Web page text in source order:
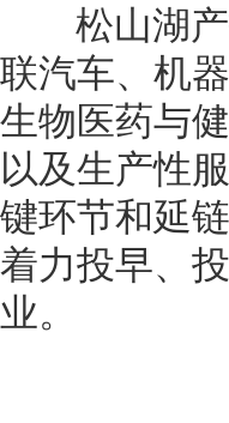
松山湖产
联汽车、机
生物医药与
以及生产性
键环节和延
着力投早、
业。